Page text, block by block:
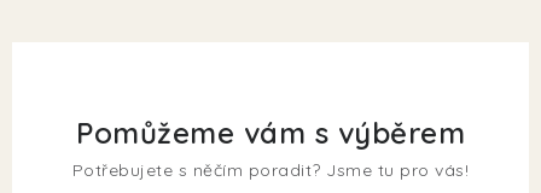
Pomůžeme vám s výběrem
Potřebujete s něčím poradit? Jsme tu pro vás!